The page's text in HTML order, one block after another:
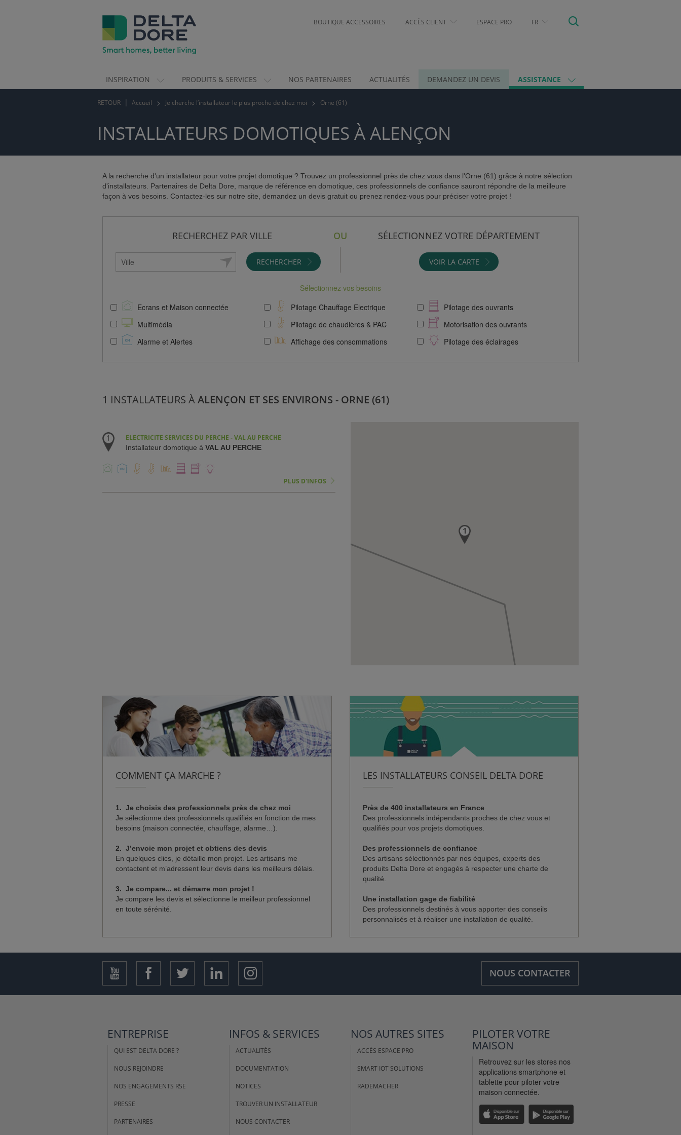
BOUTIQUE ACCESSOIRES ACCÈS CLIENT ESPACE PRO FR
INSPIRATION PRODUITS & SERVICES NOS PARTENAIRES ACTUALITÉS DEMANDEZ UN DEVIS ASSISTANCE
RETOUR Accueil Je cherche l’installateur le plus proche de chez moi Orne (61)
INSTALLATEURS DOMOTIQUES À ALENÇON
A la recherche d'un installateur pour votre projet domotique ? Trouvez un professionnel près de chez vous dans l'Orne (61) grâce à notre sélection
d'installateurs. Partenaires de Delta Dore, marque de référence en domotique, ces professionnels de confiance sauront répondre de la meilleure
façon à vos besoins. Contactez-les sur notre site, demandez un devis gratuit ou prenez rendez-vous pour préciser votre projet !
RECHERCHEZ PAR VILLE
RECHERCHER
OU SÉLECTIONNEZ VOTRE DÉPARTEMENT
VOIR LA CARTE
Sélectionnez vos besoins
Ecrans et Maison connectée
Multimédia
Alarme et Alertes
Pilotage Chauffage Electrique
Pilotage de chaudières & PAC
Affichage des consommations
Pilotage des ouvrants
Motorisation des ouvrants
Pilotage des éclairages
1 INSTALLATEURS ÀALENÇON ET SES ENVIRONS - ORNE (61)
ELECTRICITE SERVICES DU PERCHE - VAL AU PERCHE
Installateur domotique à VAL AU PERCHE
PLUS D'INFOS
COMMENT ÇA MARCHE ?
1. Je choisis des professionnels près de chez moi
Je sélectionne des professionnels qualifiés en fonction de mes
besoins (maison connectée, chauffage, alarme…).
2. J’envoie mon projet et obtiens des devis
En quelques clics, je détaille mon projet. Les artisans me
contactent et m’adressent leur devis dans les meilleurs délais.
3. Je compare... et démarre mon projet !
Je compare les devis et sélectionne le meilleur professionnel
en toute sérénité.
LES INSTALLATEURS CONSEIL DELTA DORE
Près de 400 installateurs en France
Des professionnels indépendants proches de chez vous et
qualifiés pour vos projets domotiques.
Des professionnels de confiance
Des artisans sélectionnés par nos équipes, experts des
produits Delta Dore et engagés à respecter une charte de
qualité.
Une installation gage de fiabilité
Des professionnels destinés à vous apporter des conseils
personnalisés et à réaliser une installation de qualité.
NOUS CONTACTER
ENTREPRISE
QUI EST DELTA DORE ?
NOUS REJOINDRE
NOS ENGAGEMENTS RSE
PRESSE
PARTENAIRES
INFOS & SERVICES
ACTUALITÉS
DOCUMENTATION
NOTICES
TROUVER UN INSTALLATEUR
NOUS CONTACTER
NOS AUTRES SITES
ACCÈS ESPACE PRO
SMART IOT SOLUTIONS
RADEMACHER
PILOTER VOTRE
MAISON
Retrouvez sur les stores nos
applications smartphone et
tablette pour piloter votre
maison connectée.